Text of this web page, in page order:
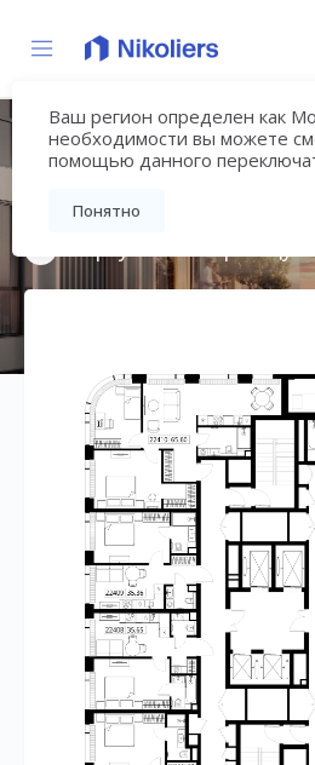
Ваш регион определен как
необходимости вы можете
помощью данного
Понятно
«ВЕЕР»